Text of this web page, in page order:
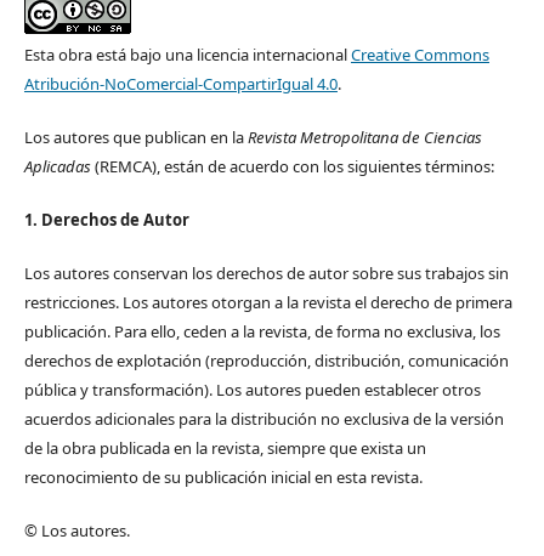
Esta obra está bajo una licencia internacionalCreative Commons
Atribución-NoComercial-CompartirIgual 4.0.
Los autores que publican en laRevista Metropolitana de Ciencias
Aplicadas(REMCA), están de acuerdo con los siguientes términos:
1. Derechos de Autor
Los autores conservan los derechos de autor sobre sus trabajos sin
restricciones. Los autores otorgan a la revista el derecho de primera
publicación. Para ello, ceden a la revista, de forma no exclusiva, los
derechos de explotación (reproducción, distribución, comunicación
pública y transformación). Los autores pueden establecer otros
acuerdos adicionales para la distribución no exclusiva de la versión
de la obra publicada en la revista, siempre que exista un
reconocimiento de su publicación inicial en esta revista.
© Los autores.